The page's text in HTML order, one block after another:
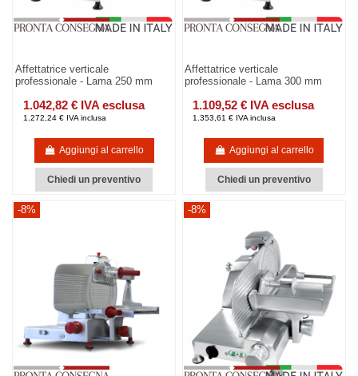
Affettatrice verticale
professionale - Lama 250 mm
1.042,82 € IVA esclusa
1.272,24 € IVA inclusa
Aggiungi al carrello
Chiedi un preventivo
Affettatrice verticale
professionale - Lama 300 mm
1.109,52 € IVA esclusa
1.353,61 € IVA inclusa
Aggiungi al carrello
Chiedi un preventivo
-8% -8%